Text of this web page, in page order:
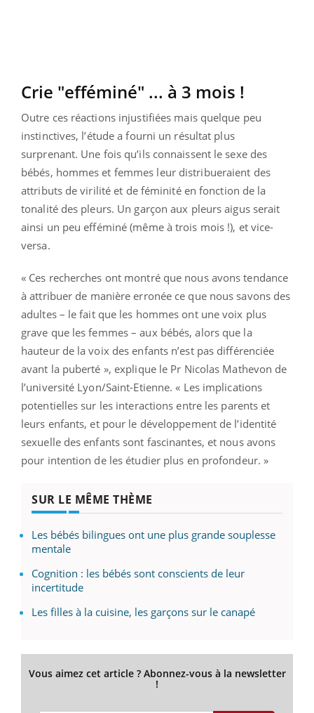
Crie "efféminé" ... à 3 mois !
Outre ces réactions injustifiées mais quelque peu
instinctives, l’étude a fourni un résultat plus
surprenant. Une fois qu’ils connaissent le sexe des
bébés, hommes et femmes leur distribueraient des
attributs de virilité et de féminité en fonction de la
tonalité des pleurs. Un garçon aux pleurs aigus serait
ainsi un peu efféminé (même à trois mois !), et vice-
versa.
« Ces recherches ont montré que nous avons tendance
à attribuer de manière erronée ce que nous savons des
adultes – le fait que les hommes ont une voix plus
grave que les femmes – aux bébés, alors que la
hauteur de la voix des enfants n’est pas différenciée
avant la puberté », explique le Pr Nicolas Mathevon de
l’université Lyon/Saint-Etienne. « Les implications
potentielles sur les interactions entre les parents et
leurs enfants, et pour le développement de l’identité
sexuelle des enfants sont fascinantes, et nous avons
pour intention de les étudier plus en profondeur. »
SUR LE MÊME THÈME
Les bébés bilingues ont une plus grande souplesse
mentale
Cognition : les bébés sont conscients de leur
incertitude
Les filles à la cuisine, les garçons sur le canapé
Vous aimez cet article ? Abonnez-vous à la newsletter
!